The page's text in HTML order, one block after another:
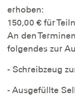
erhoben:
150,00 € für
An den
folgendes zur
- Schreibzeug
- Ausgefüllte